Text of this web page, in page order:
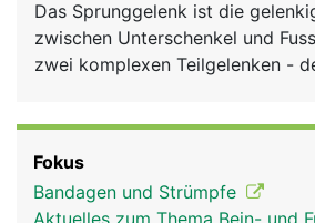
News
Rubriken
Das Sprunggelenk ist die
zwischen Unterschenkel und
zwei komplexen Teilgelenken -
gut sicht- und tastbar. Das untere
wird von den drei
Fokus
Bandagen und Strümpfe
Aktuelles zum Thema Bein- und